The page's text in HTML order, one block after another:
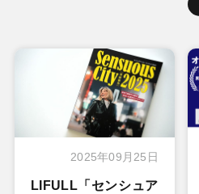
2025年09月25日
LIFULL「センシュア